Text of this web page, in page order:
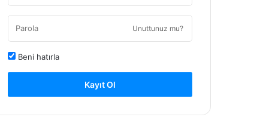
Unuttunuz mu?
Beni hatırla
Kayıt Ol